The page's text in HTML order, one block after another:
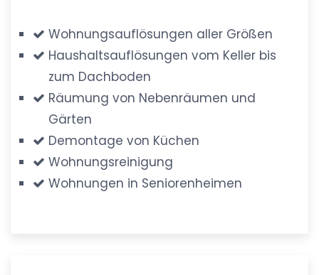
Wohnungsauflösungen aller Größen
Haushaltsauflösungen vom Keller bis
zum Dachboden
Räumung von Nebenräumen und
Gärten
Demontage von Küchen
Wohnungsreinigung
Wohnungen in Seniorenheimen